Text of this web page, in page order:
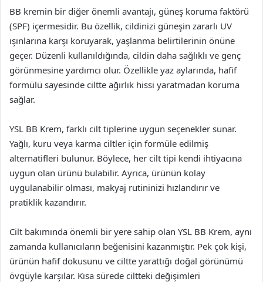
BB kremin bir diğer önemli avantajı, güneş koruma faktörü
(SPF) içermesidir. Bu özellik, cildinizi güneşin zararlı UV
ışınlarına karşı koruyarak, yaşlanma belirtilerinin önüne
geçer. Düzenli kullanıldığında, cildin daha sağlıklı ve genç
görünmesine yardımcı olur. Özellikle yaz aylarında, hafif
formülü sayesinde ciltte ağırlık hissi yaratmadan koruma
sağlar.
YSL BB Krem, farklı cilt tiplerine uygun seçenekler sunar.
Yağlı, kuru veya karma ciltler için formüle edilmiş
alternatifleri bulunur. Böylece, her cilt tipi kendi ihtiyacına
uygun olan ürünü bulabilir. Ayrıca, ürünün kolay
uygulanabilir olması, makyaj rutininizi hızlandırır ve
pratiklik kazandırır.
Cilt bakımında önemli bir yere sahip olan YSL BB Krem, aynı
zamanda kullanıcıların beğenisini kazanmıştır. Pek çok kişi,
ürünün hafif dokusunu ve ciltte yarattığı doğal görünümü
övgüyle karşılar. Kısa sürede ciltteki değişimleri